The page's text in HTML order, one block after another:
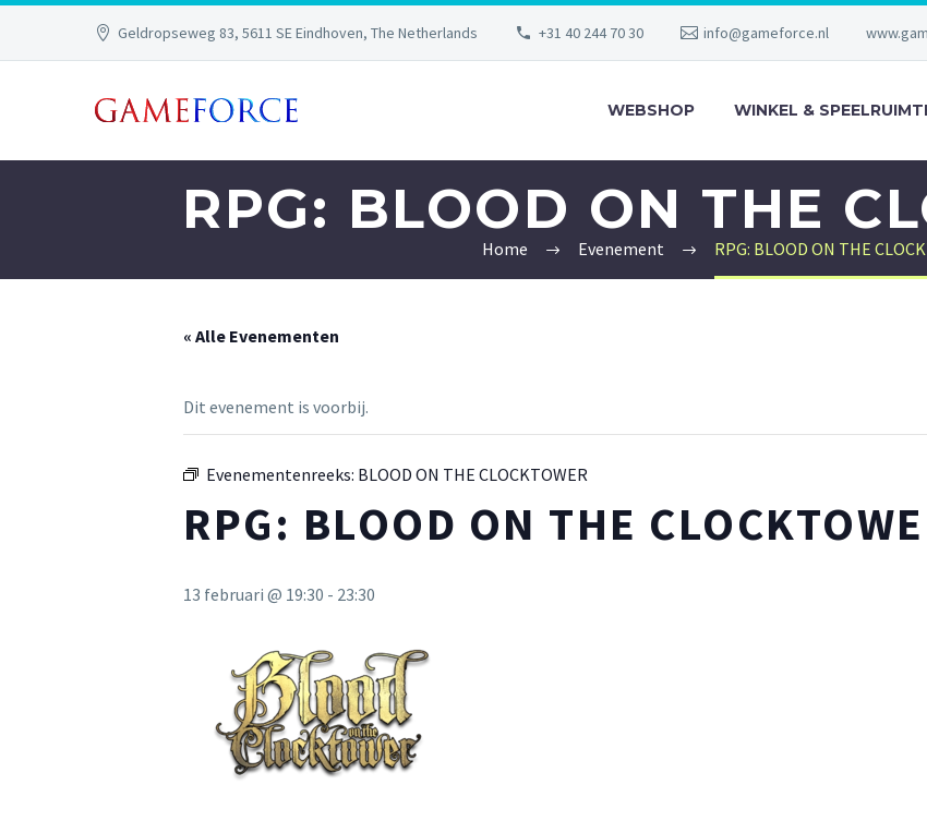
Geldropseweg 83, 5611 SE Eindhoven, The Netherlands +31 40 244 70 30 info@gameforce.nl
WEBSHOP WINKEL &
RPG: BLOOD ON THE
Home Evenement RPG: BLOOD ON THE
« Alle Evenementen
Dit evenement is voorbij.
Evenementenreeks: BLOOD ON THE CLOCKTOWER
RPG: BLOOD ON THE
13 februari @ 19:30 - 23:30